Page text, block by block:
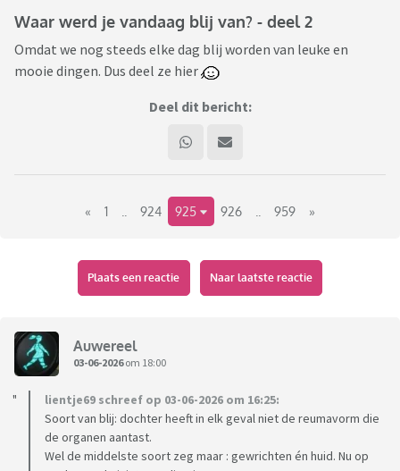
Waar werd je vandaag blij van? - deel 2
Omdat we nog steeds elke dag blij worden van leuke en
mooie dingen. Dus deel ze hier
Deel dit bericht:
« 1 924 925 926 959 »
Plaats een reactie Naar laatste reactie
Auwereel
03-06-2026om 18:00
lientje69 schreef op 03-06-2026 om 16:25:
Soort van blij: dochter heeft in elk geval niet de reumavorm die
de organen aantast.
Wel de middelste soort zeg maar : gewrichten én huid. Nu op